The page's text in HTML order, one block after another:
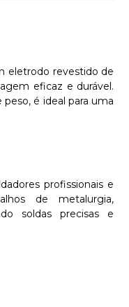
eletrodo revestido de
eficaz e durável.
é ideal para uma
profissionais e
de metalurgia,
soldas precisas e